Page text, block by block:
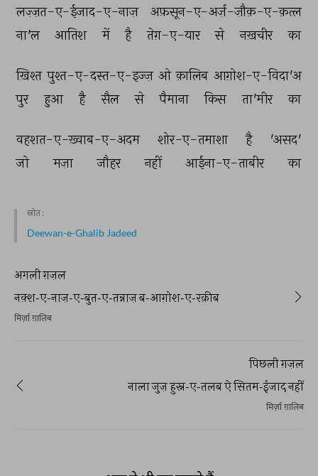
लज़्ज़त-ए-ईजाद-ए-नाज़
अफ़सून-ए-अर्ज़-ज़ौक़-ए-क़त्ल
ना'ल
आतिश में है तेग़-ए-यार से नख़चीर का
ख़िश्त पुश्त-ए-दस्त-ए-इज्ज़ ओ क़ालिब आग़ोश-ए-विदा'अ
पुर
हुआ है सैल से पैमाना किस ता'मीर का
वहशत-ए-ख़्वाब-ए-अदम शोर-ए-तमाशा है
'असद'
जो
मज़ा जौहर नहीं आईना-ए-ताबीर का
स्रोत :
Deewan-e-Ghalib Jadeed
अगली ग़ज़ल
नक़्श-ए-नाज़-ए-बुत-ए-तन्नाज़ ब-आग़ोश-ए-रक़ीब
मिर्ज़ा ग़ालिब
पिछली ग़ज़ल
नाला जुज़ हुस्न-ए-तलब ऐ सितम-ईजाद नहीं
मिर्ज़ा ग़ालिब